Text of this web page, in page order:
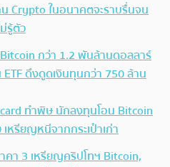
Crypto ในอนาคตจะราบรื่นจน
รู้ตัว
กว่า 1.2 พันล้านดอลลาร์
ดึงดูดเงินทุนกว่า 750 ล้าน
ทำพิษ นักลงทุนโอน Bitcoin
หรียญหนีจากกระเป๋าเก่า
คา 3 เหรียญคริปโทฯ Bitcoin,